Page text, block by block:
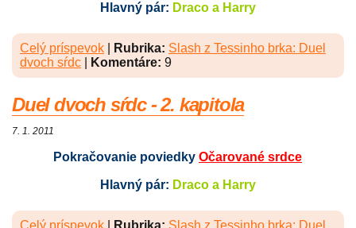
Hlavný pár: Draco a Harry
Celý príspevok Rubrika: Slash z Tessinho brka: Duel
dvoch sŕdc
Komentáre: 9
Duel dvoch sŕdc - 2. kapitola
7. 1. 2011
Pokračovanie poviedky Očarované srdce
Hlavný pár: Draco a Harry